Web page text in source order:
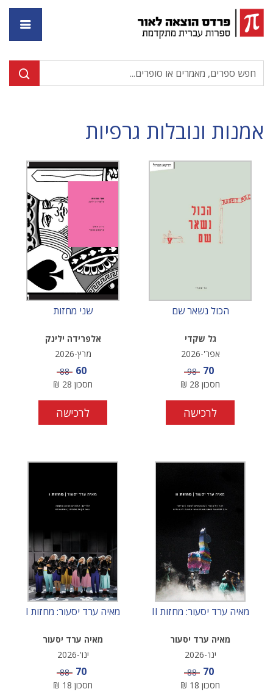
אמנות ונובלות גרפיות
הכול נשאר שם
גל שקדי
אפר'-2026
מחיר מבצע
70 מחיר
98
חסכון 28
₪
לרכישה
שני מחזות
אלפרידה ילינק
מרץ-2026
מחיר מבצע
60 מחיר
88
חסכון 28
₪
לרכישה
מאיה ערד יסעור: מחזות II
מאיה ערד יסעור
ינו'-2026
מחיר מבצע
70 מחיר
88
חסכון 18
₪
מאיה ערד יסעור: מחזות I
מאיה ערד יסעור
ינו'-2026
מחיר מבצע
70 מחיר
88
חסכון 18
₪